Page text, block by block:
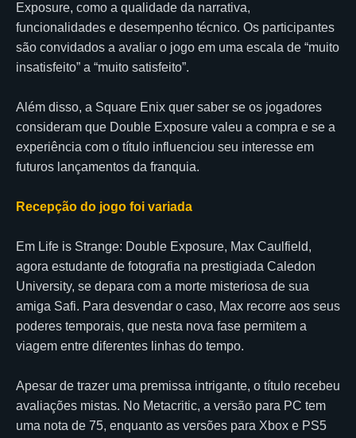
Exposure, como a qualidade da narrativa,
funcionalidades e desempenho técnico. Os participantes
são convidados a avaliar o jogo em uma escala de “muito
insatisfeito” a “muito satisfeito”.
Além disso, a Square Enix quer saber se os jogadores
consideram que Double Exposure valeu a compra e se a
experiência com o título influenciou seu interesse em
futuros lançamentos da franquia.
Recepção do jogo foi variada
Em Life is Strange: Double Exposure, Max Caulfield,
agora estudante de fotografia na prestigiada Caledon
University, se depara com a morte misteriosa de sua
amiga Safi. Para desvendar o caso, Max recorre aos seus
poderes temporais, que nesta nova fase permitem a
viagem entre diferentes linhas do tempo.
Apesar de trazer uma premissa intrigante, o título recebeu
avaliações mistas. No Metacritic, a versão para PC tem
uma nota de 75, enquanto as versões para Xbox e PS5